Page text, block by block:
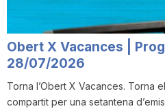
Obert X Vacances |
28/07/2026
Torna l’Obert X Vacances. Torna
compartit per una setantena